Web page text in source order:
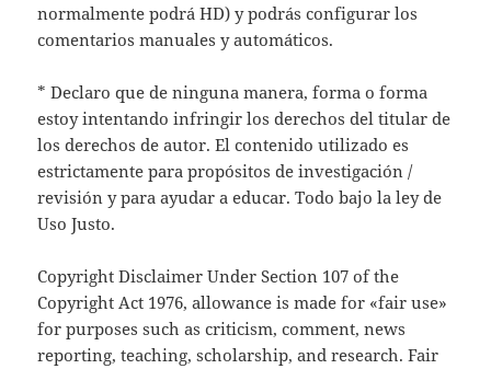
normalmente podrá HD) y podrás configurar los
comentarios manuales y automáticos.
* Declaro que de ninguna manera, forma o forma
estoy intentando infringir los derechos del titular de
los derechos de autor. El contenido utilizado es
estrictamente para propósitos de investigación /
revisión y para ayudar a educar. Todo bajo la ley de
Uso Justo.
Copyright Disclaimer Under Section 107 of the
Copyright Act 1976, allowance is made for «fair use»
for purposes such as criticism, comment, news
reporting, teaching, scholarship, and research. Fair